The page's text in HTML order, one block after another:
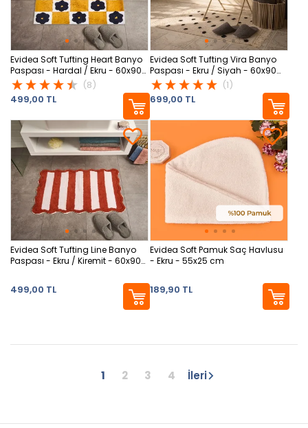
Evidea Soft Tufting Heart Banyo
Paspası - Hardal / Ekru - 60x90
cm
(8)
499,00 TL
Evidea Soft Tufting Vira Banyo
Paspası - Ekru / Siyah - 60x90
cm
(1)
699,00 TL
Evidea Soft Tufting Line Banyo
Paspası - Ekru / Kiremit - 60x90
499,00 TL
Evidea Soft Pamuk Saç Havlusu
- Ekru - 55x25 cm
189,90 TL
1 2 3 4 İleri